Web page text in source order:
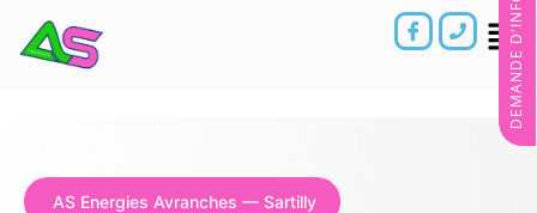
AS Energies Avranches — Sartilly